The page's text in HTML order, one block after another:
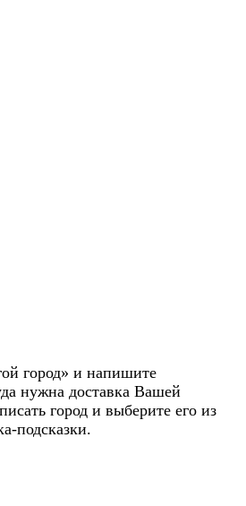
город» и напишите
нужна доставка Вашей
город и выберите его из
подсказки.